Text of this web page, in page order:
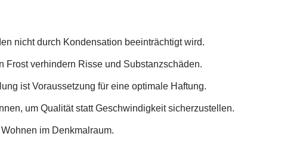
nicht durch Kondensation beeinträchtigt wird.
verhindern Risse und Substanzschäden.
ist Voraussetzung für eine optimale Haftung.
um Qualität statt Geschwindigkeit sicherzustellen.
im Denkmalraum.